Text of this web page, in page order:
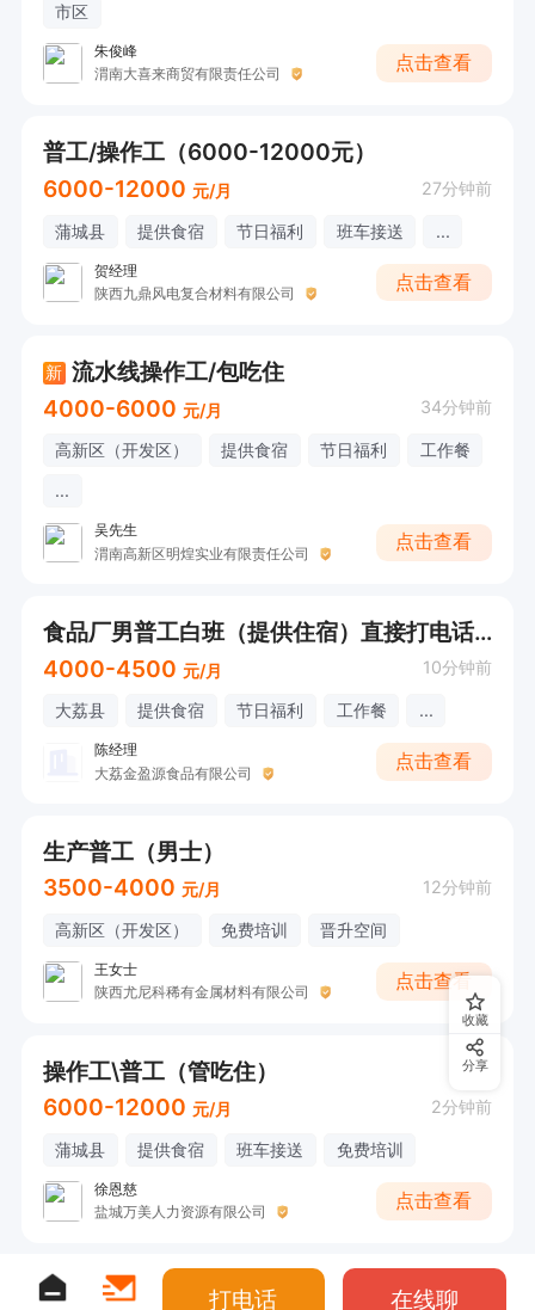
市区
朱俊峰
渭南大喜来商贸有限责任公司
点击查看
普工/操作工（6000-12000元）
6000-12000 元/月 27分钟前
蒲城县 提供食宿 节日福利 班车接送 ...
贺经理
陕西九鼎风电复合材料有限公司
点击查看
新 流水线操作工/包吃住
4000-6000 元/月 34分钟前
高新区（开发区） 提供食宿 节日福利
工作餐
...
吴先生
渭南高新区明煌实业有限责任公司
点击查看
食品厂男普工白班（提供住宿）直接打电话联系
4000-4500 元/月 10分钟前
大荔县 提供食宿 节日福利 工作餐 ...
陈经理
大荔金盈源食品有限公司
点击查看
生产普工（男士）
3500-4000 元/月 12分钟前
高新区（开发区） 免费培训 晋升空间
王女士
陕西尤尼科稀有金属材料有限公司
点击查看
操作工\普工（管吃住）
6000-12000 元/月 2分钟前
蒲城县 提供食宿 班车接送 免费培训
徐恩慈
盐城万美人力资源有限公司
点击查看
收藏
分享
打电话 在线聊